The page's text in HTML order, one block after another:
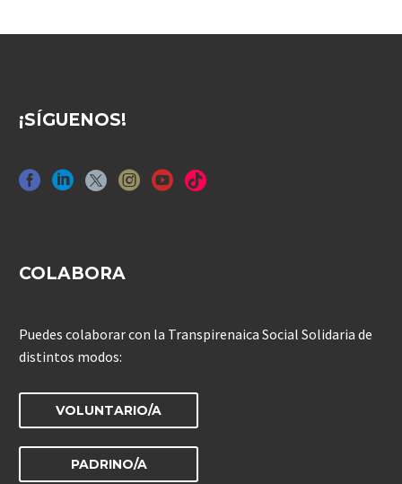
¡SÍGUENOS!
COLABORA
Puedes colaborar con la Transpirenaica Social Solidaria de
distintos modos:
VOLUNTARIO/A
PADRINO/A